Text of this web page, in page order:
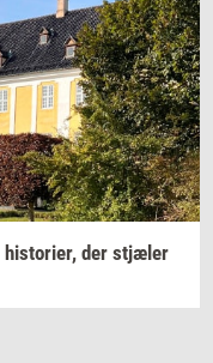
hi­sto­ri­er, der stjæ­ler